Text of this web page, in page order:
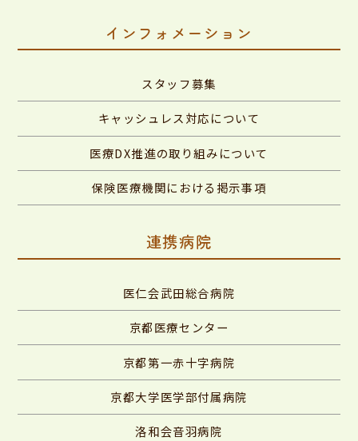
インフォメーション
スタッフ募集
キャッシュレス対応について
医療DX推進の取り組みについて
保険医療機関における掲示事項
連携病院
医仁会武田総合病院
京都医療センター
京都第一赤十字病院
京都大学医学部付属病院
洛和会音羽病院